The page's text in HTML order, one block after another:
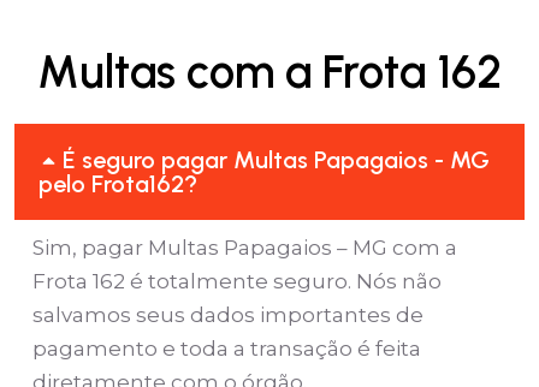
Multas com a Frota 162
É seguro pagar Multas Papagaios - MG
pelo Frota162?
Sim, pagar Multas Papagaios – MG com a
Frota 162 é totalmente seguro. Nós não
salvamos seus dados importantes de
pagamento e toda a transação é feita
diretamente com o órgão.